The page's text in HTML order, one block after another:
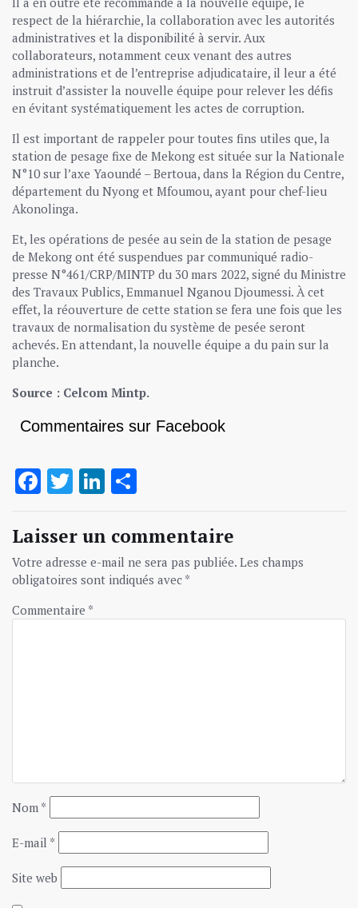
respect de la hiérarchie, la collaboration avec les autorités
administratives et la disponibilité à servir. Aux
collaborateurs, notamment ceux venant des autres
administrations et de l’entreprise adjudicataire, il leur a été
instruit d’assister la nouvelle équipe pour relever les défis
en évitant systématiquement les actes de corruption.
Il est important de rappeler pour toutes fins utiles que, la
station de pesage fixe de Mekong est située sur la Nationale
N°10 sur l’axe Yaoundé – Bertoua, dans la Région du Centre,
département du Nyong et Mfoumou, ayant pour chef-lieu
Akonolinga.
Et, les opérations de pesée au sein de la station de pesage
de Mekong ont été suspendues par communiqué radio-
presse N°461/CRP/MINTP du 30 mars 2022, signé du Ministre
des Travaux Publics, Emmanuel Nganou Djoumessi. À cet
effet, la réouverture de cette station se fera une fois que les
travaux de normalisation du système de pesée seront
achevés. En attendant, la nouvelle équipe a du pain sur la
planche.
Source : Celcom Mintp.
Commentaires sur Facebook
Facebook
TwitterLinkedIn
Laisser un commentaire
Votre adresse e-mail ne sera pas publiée. Les champs
obligatoires sont indiqués avec *
Commentaire *
Nom *
E-mail *
Site web